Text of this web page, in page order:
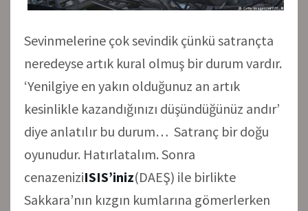
Sevinmelerine çok sevindik çünkü satrançta
neredeyse artık kural olmuş bir durum vardır.
‘Yenilgiye en yakın olduğunuz an artık
kesinlikle kazandığınızı düşündüğünüz andır’
diye anlatılır bu durum… Satranç bir doğu
oyunudur. Hatırlatalım. Sonra
cenazeniziISIS’iniz(DAEŞ) ile birlikte
Sakkara’nın kızgın kumlarına gömerlerken